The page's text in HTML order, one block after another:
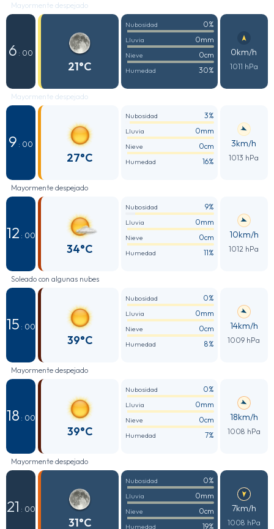
Mayormente despejado
6 : 00
21°C
Nubosidad 0%
Lluvia 0mm
Nieve 0cm
Humedad 30%
0km/h
1011 hPa
Mayormente despejado
9 : 00
27°C
Nubosidad 3%
Lluvia 0mm
Nieve 0cm
Humedad 16%
3km/h
1013 hPa
Mayormente despejado
12 : 00
34°C
Nubosidad 9%
Lluvia 0mm
Nieve 0cm
Humedad 11%
10km/h
1012 hPa
Soleado con algunas nubes
15 : 00
39°C
Nubosidad 0%
Lluvia 0mm
Nieve 0cm
Humedad 8%
14km/h
1009 hPa
Mayormente despejado
18 : 00
39°C
Nubosidad 0%
Lluvia 0mm
Nieve 0cm
Humedad 7%
18km/h
1008 hPa
Mayormente despejado
21 : 00
31°C
Nubosidad 0%
Lluvia 0mm
Nieve 0cm
Humedad 19%
7km/h
1008 hPa